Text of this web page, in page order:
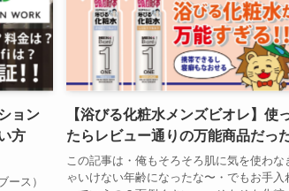
ョン
方
ース）
【浴びる化粧水メンズビオレ】使
たらレビュー通りの万能商品だっ
この記事は・俺もそろそろ肌に気を使わな
ゃいけない年齢になったな〜・でもお手入